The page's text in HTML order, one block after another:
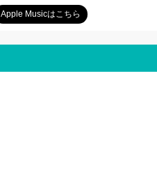
Apple Musicはこちら